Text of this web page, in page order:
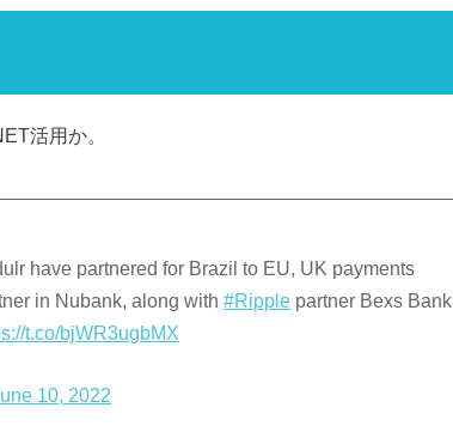
活用か。
have partnered for Brazil to EU, UK payments
in Nubank, along with#Ripple partner Bexs Bank
t.co/bjWR3ugbMX
10, 2022